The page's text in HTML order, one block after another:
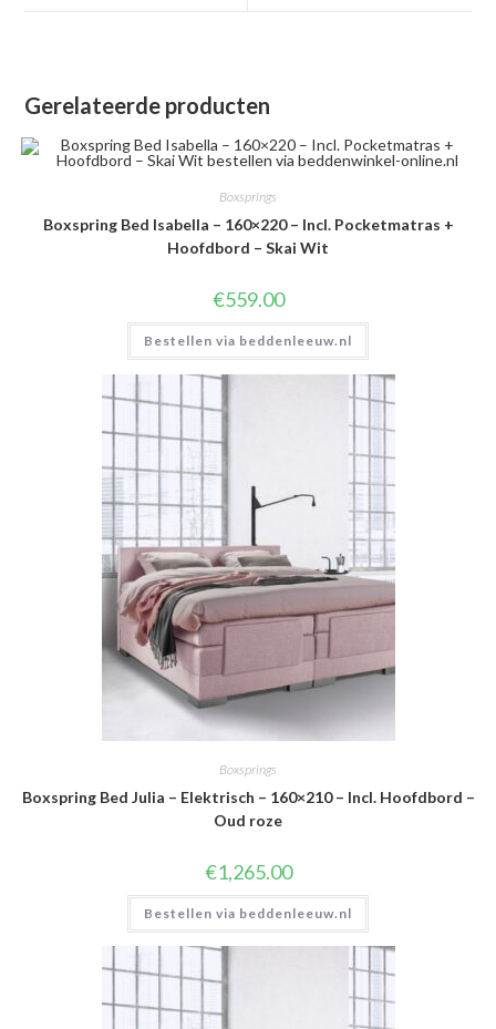
Gerelateerde producten
Boxsprings
Boxspring Bed Isabella – 160×220 – Incl. Pocketmatras +
Hoofdbord – Skai Wit
€559.00
Bestellen via beddenleeuw.nl
Boxsprings
Boxspring Bed Julia – Elektrisch – 160×210 – Incl. Hoofdbord –
Oud roze
€1,265.00
Bestellen via beddenleeuw.nl